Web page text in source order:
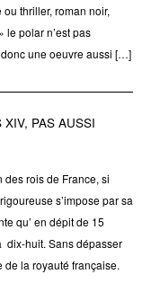
thriller, roman noir,
le polar n’est pas
une oeuvre aussi […]
PAS AUSSI
rois de France, si
s’impose par sa
qu’ en dépit de 15
dix-huit. Sans dépasser
de la royauté française.